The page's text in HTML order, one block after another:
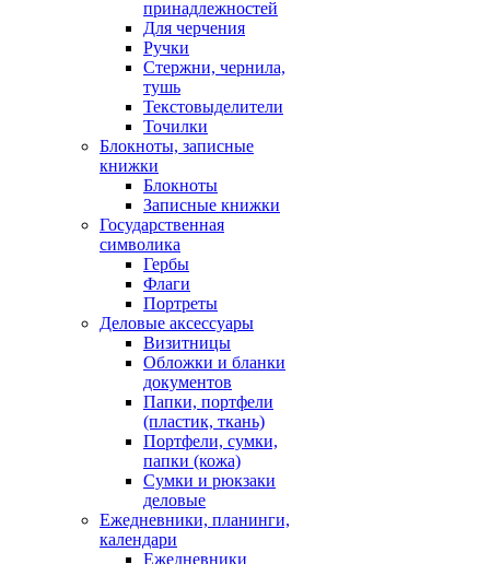
принадлежностей
Для черчения
Ручки
Стержни, чернила,
тушь
Текстовыделители
Точилки
Блокноты, записные
книжки
Блокноты
Записные книжки
Государственная
символика
Гербы
Флаги
Портреты
Деловые аксессуары
Визитницы
Обложки и бланки
документов
Папки, портфели
(пластик, ткань)
Портфели, сумки,
папки (кожа)
Сумки и рюкзаки
деловые
Ежедневники, планинги,
календари
Ежедневники